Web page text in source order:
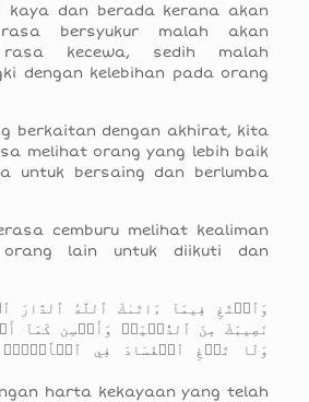
kaya dan berada kerana akan
rasa bersyukur malah akan
rasa kecewa, sedih malah
dengan kelebihan pada orang
berkaitan dengan akhirat, kita
melihat orang yang lebih baik
untuk bersaing dan berlumba
cemburu melihat kealiman
orang lain untuk diikuti dan
وَٱبۡتَغِ فِيمَآ ءَاتَىٰكَ ٱللَّهُ
نَصِيبَكَ مِنَ ٱلدُّنۡيَاۖ وَأَحۡسِن كَمَآ
وَلَا تَبۡغِ ٱلۡفَسَادَ فِي ٱلۡأَرۡضِۖ
harta kekayaan yang telah